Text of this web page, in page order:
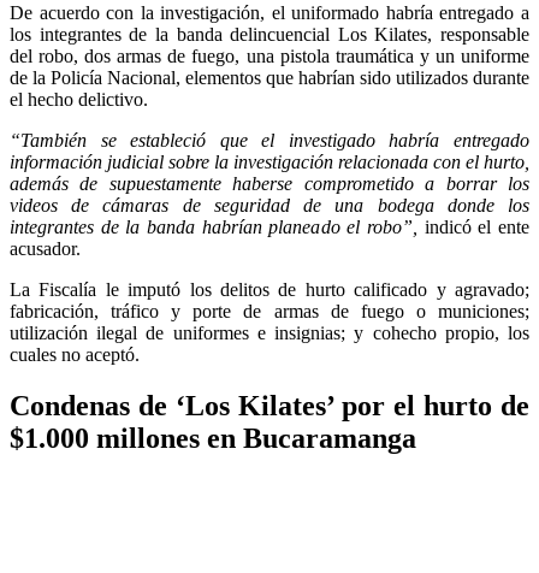
De acuerdo con la investigación, el uniformado habría entregado a
los integrantes de la banda delincuencial Los Kilates, responsable
del robo, dos armas de fuego, una pistola traumática y un uniforme
de la Policía Nacional, elementos que habrían sido utilizados durante
el hecho delictivo.
“También se estableció que el investigado habría entregado
información judicial sobre la investigación relacionada con el hurto,
además de supuestamente haberse comprometido a borrar los
videos de cámaras de seguridad de una bodega donde los
integrantes de la banda habrían planeado el robo”, indicó el ente
acusador.
La Fiscalía le imputó los delitos de hurto calificado y agravado;
fabricación, tráfico y porte de armas de fuego o municiones;
utilización ilegal de uniformes e insignias; y cohecho propio, los
cuales no aceptó.
Condenas de ‘Los Kilates’ por el hurto de
$1.000 millones en Bucaramanga